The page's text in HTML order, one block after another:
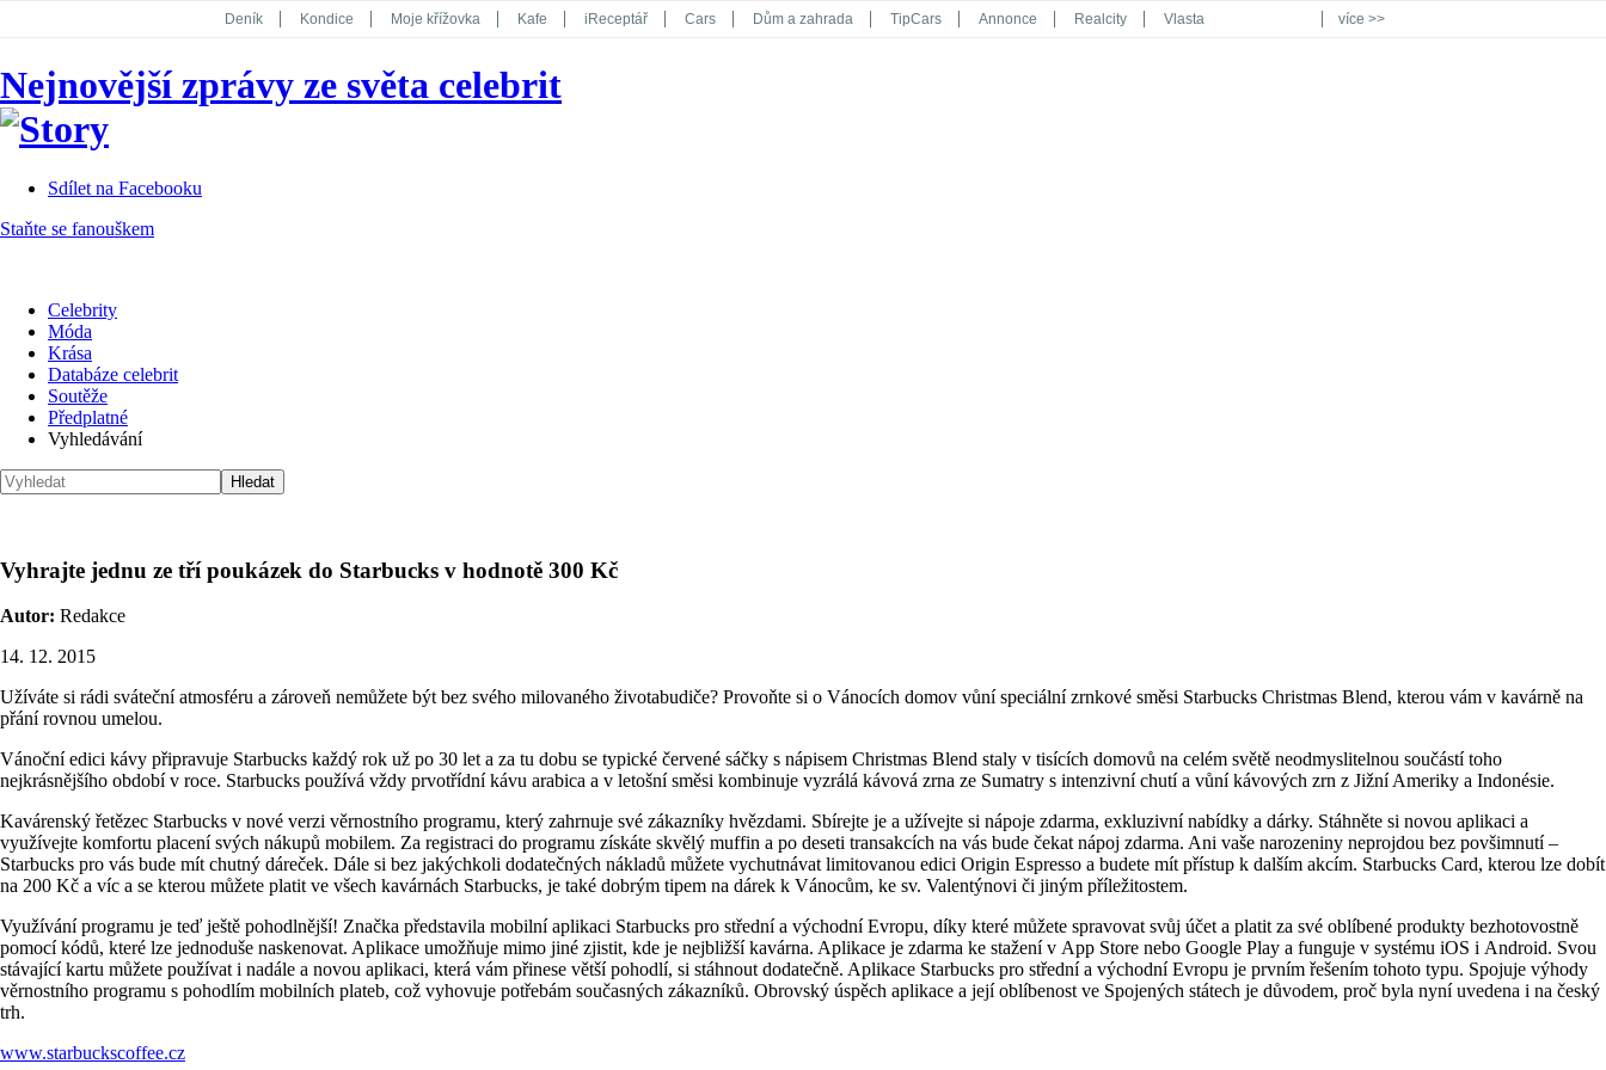
Deník Kondice Moje křížovka Kafe iReceptář Cars Dům a zahrada TipCars Annonce Realcity Vlasta
Koktejl
více >>
Nejnovější zprávy ze světa celebrit
Sdílet na Facebooku
Staňte se fanouškem
Celebrity
Móda
Krása
Databáze celebrit
Soutěže
Předplatné
Vyhledávání
Vyhrajte jednu ze tří poukázek do Starbucks v hodnotě 300 Kč
Autor: Redakce
14. 12. 2015
Užíváte si rádi sváteční atmosféru a zároveň nemůžete být bez svého milovaného životabudiče? Provoňte si o Vánocích domov vůní speciální zrnkové směsi Starbucks Christmas Blend, kterou vám v kavárně na
přání rovnou umelou.
Vánoční edici kávy připravuje Starbucks každý rok už po 30 let a za tu dobu se typické červené sáčky s nápisem Christmas Blend staly v tisících domovů na celém světě neodmyslitelnou součástí toho
nejkrásnějšího období v roce. Starbucks používá vždy prvotřídní kávu arabica a v letošní směsi kombinuje vyzrálá kávová zrna ze Sumatry s intenzivní chutí a vůní kávových zrn z Jižní Ameriky a Indonésie.
Kavárenský řetězec Starbucks v nové verzi věrnostního programu, který zahrnuje své zákazníky hvězdami. Sbírejte je a užívejte si nápoje zdarma, exkluzivní nabídky a dárky. Stáhněte si novou aplikaci a
využívejte komfortu placení svých nákupů mobilem. Za registraci do programu získáte skvělý muffin a po deseti transakcích na vás bude čekat nápoj zdarma. Ani vaše narozeniny neprojdou bez povšimnutí –
Starbucks pro vás bude mít chutný dáreček. Dále si bez jakýchkoli dodatečných nákladů můžete vychutnávat limitovanou edici Origin Espresso a budete mít přístup k dalším akcím. Starbucks Card, kterou lze dobít
na 200 Kč a víc a se kterou můžete platit ve všech kavárnách Starbucks, je také dobrým tipem na dárek k Vánocům, ke sv. Valentýnovi či jiným příležitostem.
Využívání programu je teď ještě pohodlnější! Značka představila mobilní aplikaci Starbucks pro střední a východní Evropu, díky které můžete spravovat svůj účet a platit za své oblíbené produkty bezhotovostně
pomocí kódů, které lze jednoduše naskenovat. Aplikace umožňuje mimo jiné zjistit, kde je nejbližší kavárna. Aplikace je zdarma ke stažení v App Store nebo Google Play a funguje v systému iOS i Android. Svou
stávající kartu můžete používat i nadále a novou aplikaci, která vám přinese větší pohodlí, si stáhnout dodatečně. Aplikace Starbucks pro střední a východní Evropu je prvním řešením tohoto typu. Spojuje výhody
věrnostního programu s pohodlím mobilních plateb, což vyhovuje potřebám současných zákazníků. Obrovský úspěch aplikace a její oblíbenost ve Spojených státech je důvodem, proč byla nyní uvedena i na český
trh.
www.starbuckscoffee.cz